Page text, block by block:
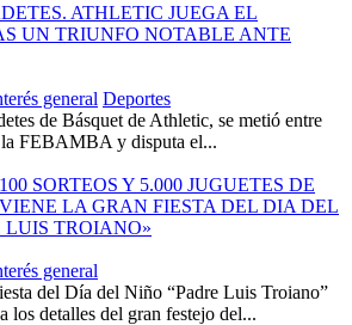
ATHLETIC JUEGA EL
UN TRIUNFO NOTABLE ANTE
general Deportes
de Básquet de Athletic, se metió entre
la FEBAMBA y disputa el...
SORTEOS Y 5.000 JUGUETES DE
LA GRAN FIESTA DEL DIA DEL
LUIS TROIANO»
general
del Día del Niño “Padre Luis Troiano”
los detalles del gran festejo del...